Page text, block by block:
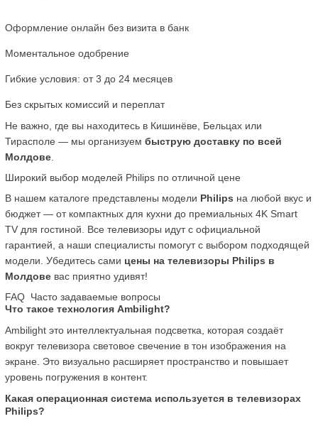
Оформление онлайн без визита в банк
Моментальное одобрение
Гибкие условия: от 3 до 24 месяцев
Без скрытых комиссий и переплат
Не важно, где вы находитесь в Кишинёве, Бельцах или
Тирасполе — мы организуем быструю доставку по всей
Молдове
Широкий выбор моделей Philips по отличной цене
В нашем каталоге представлены модели Philips на любой вкус и
бюджет — от компактных для кухни до премиальных 4K Smart
TV для гостиной. Все телевизоры идут с официальной
гарантией, а наши специалисты помогут с выбором подходящей
модели. Убедитесь сами цены на телевизоры Philips в
Молдове вас приятно удивят!
FAQ  Часто задаваемые вопросы
Что такое технология Ambilight?
Ambilight это интеллектуальная подсветка, которая создаёт
вокруг телевизора световое свечение в тон изображения на
экране. Это визуально расширяет пространство и повышает
уровень погружения в контент.
Какая операционная система используется в телевизорах
Philips?